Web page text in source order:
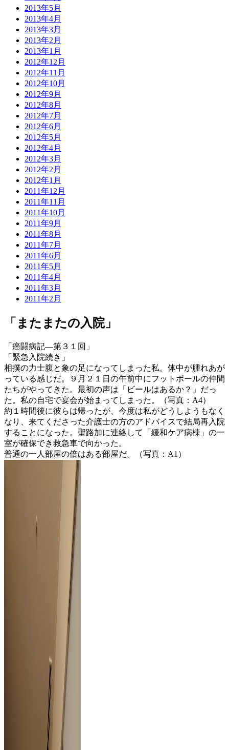
2013年5月
2013年4月
2013年3月
2013年2月
2013年1月
2012年12月
2012年11月
2012年10月
2012年9月
2012年8月
2012年7月
2012年6月
2012年5月
2012年4月
2012年3月
2012年2月
2012年1月
2011年12月
2011年11月
2011年10月
2011年9月
2011年8月
2011年7月
2011年6月
2011年5月
2011年4月
2011年3月
2011年2月
「またまたの入院」
「癌闘病記―第３１回」
「緊急入院続き」
相撲の力士腹と象の足になってしまった私。体中が腫れあが
っている感じだ。９月２１日の午前中にフットボールの仲間
たちがやってきた。最初の声は「ビールはあるか？」だっ
た。私の自宅で宴会が始まってしまった。（写真：A4）
約１時間後に彼らは帰ったが、今度は私がどうしようもなく
なり、来てくださった介護士の方のアドバイスで結局再入院
することになった。聖路加に連絡して「緩和ケア病棟」の一
室が確保でき救急車で向かった。
普通の一人部屋の倍はある部屋だ。（写真：A1）